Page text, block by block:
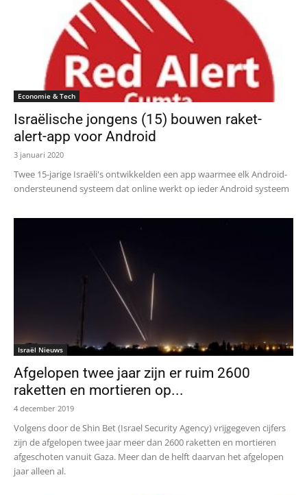
Economie & Tech
Israëlische jongens (15) bouwen raket-
alert-app voor Android
3 januari 2020
Twee 15-jarige Israëli's ontwikkelden een app waarmee elk Android-
ondersteunend systeem dat online werkt op ieder Android systeem
Israël Nieuws
Afgelopen twee jaar zijn er ruim 2600
raketten en mortieren op...
4 december 2019
Volgens door de Shin Bet (Israel Security Agency) vrijgegeven cijfers
zijn de afgelopen twee jaar meer dan 2600 raketten en mortieren
afgeschoten vanuit Gaza. Meer dan de helft daarvan het afgelopen
jaar alleen al.